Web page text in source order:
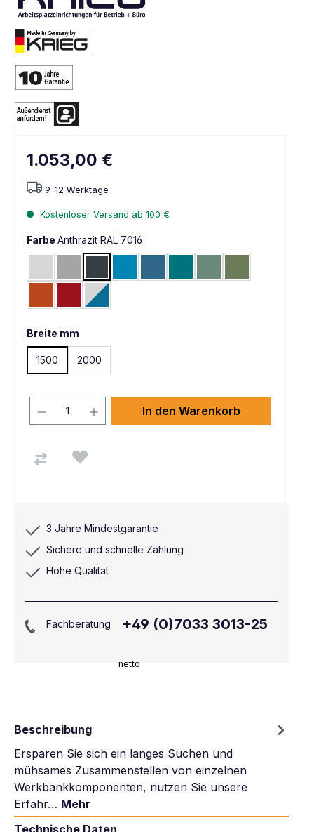
1.053,00 €
netto
9-12 Werktage
Kostenloser Versand ab 100 €
Farbe Anthrazit RAL 7016
Rotorange RAL 2001
Rubinrot RAL 3003
Breite mm
1500 2000
In den Warenkorb
3 Jahre Mindestgarantie
Sichere und schnelle Zahlung
Hohe Qualität
Fachberatung +49 (0)7033 3013-25
Beschreibung
Ersparen Sie sich ein langes Suchen und
mühsames Zusammenstellen von einzelnen
Werkbankkomponenten, nutzen Sie unsere
Erfahr… Mehr
Technische Daten